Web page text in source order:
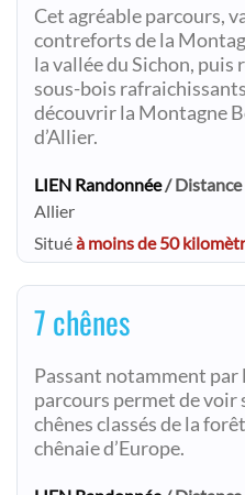
Cet agréable parcours,
contreforts de la
la vallée du Sichon,
sous-bois
découvrir la Montagne
d’Allier.
LIEN Randonnée/ Distance
Allier
Situéà moins de 50
7 chênes
Passant notamment par
parcours permet de voir
chênes classés de la
chênaie d’Europe.